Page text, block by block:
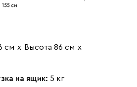
см х Высота 86 см х
на ящик: 5 кг